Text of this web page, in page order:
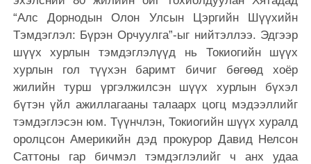
“Алс Дорнодын Олон Улсын Цэргийн Шүүхийн
Тэмдэглэл: Бүрэн Орчуулга”-ыг нийтэллээ. Эдгээр
шүүх хурлын тэмдэглэлүүд нь Токиогийн шүүх
хурлын гол түүхэн баримт бичиг бөгөөд хоёр
жилийн турш үргэлжилсэн шүүх хурлын бүхэл
бүтэн үйл ажиллагааны талаарх цогц мэдээллийг
тэмдэглэсэн юм. Түүнчлэн, Токиогийн шүүх хуралд
оролцсон Америкийн дэд прокурор Давид Нелсон
Саттоны гар бичмэл тэмдэглэлийг ч анх удаа